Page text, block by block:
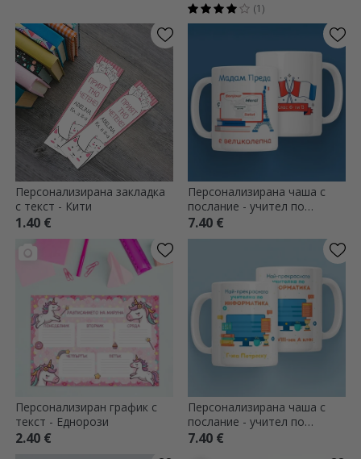
(1)
Персонализирана закладка
с текст - Кити
1.40 €
Персонализирана чаша с
послание - учител по
френски език
7.40 €
Персонализиран график с
текст - Еднорози
2.40 €
Персонализирана чаша с
послание - учител по
информационни технологии
7.40 €